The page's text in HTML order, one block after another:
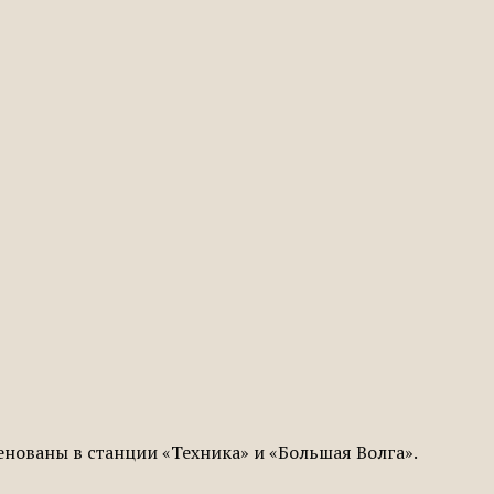
в станции «Техника» и «Большая Волга».